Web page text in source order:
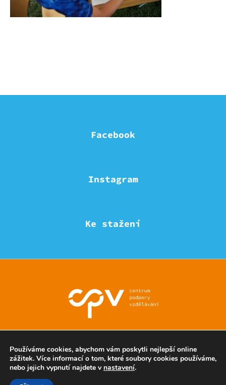
Facebook
Instagram
Ke stažení
Používáme cookies, abychom vám poskytli nejlepší online
zážitek. Více informací o tom, které soubory cookies používáme,
nebo jejich vypnutí najdete v nastavení.